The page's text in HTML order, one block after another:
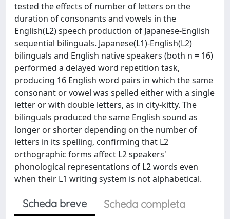
tested the effects of number of letters on the
duration of consonants and vowels in the
English(L2) speech production of Japanese-English
sequential bilinguals. Japanese(L1)-English(L2)
bilinguals and English native speakers (both n = 16)
performed a delayed word repetition task,
producing 16 English word pairs in which the same
consonant or vowel was spelled either with a single
letter or with double letters, as in city-kitty. The
bilinguals produced the same English sound as
longer or shorter depending on the number of
letters in its spelling, confirming that L2
orthographic forms affect L2 speakers'
phonological representations of L2 words even
when their L1 writing system is not alphabetical.
Scheda breve
Scheda completa